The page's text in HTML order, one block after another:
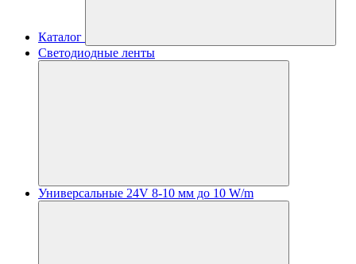
Каталог
Светодиодные ленты
Универсальные 24V 8-10 мм до 10 W/m